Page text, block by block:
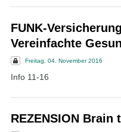
FUNK-
Vereinfachte
Freitag, 04. November 2016
Info 11-16
REZENSION